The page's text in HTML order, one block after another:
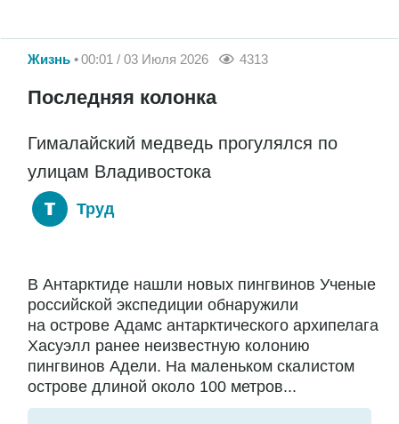
Жизнь 00:01 / 03 Июля 2026 4313
Последняя колонка
Гималайский медведь прогулялся по
улицам Владивостока
Труд
В Антарктиде нашли новых пингвинов Ученые
российской экспедиции обнаружили
на острове Адамс антарктического архипелага
Хасуэлл ранее неизвестную колонию
пингвинов Адели. На маленьком скалистом
острове длиной около 100 метров...